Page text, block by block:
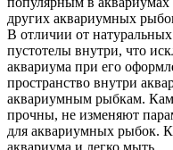
других аквариумных
В отличии от
пустотелы внутри, что
аквариума при его
пространство внутри
аквариумным рыбкам.
прочны, не изменяют
для аквариумных рыбок.
аквариума и легко мыть.